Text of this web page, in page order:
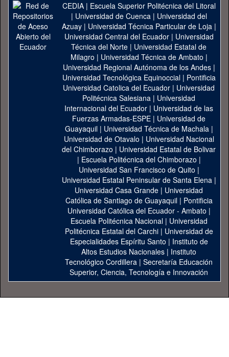
CEDIA| Escuela Superior Politécnica del Litoral
| Universidad de Cuenca| Universidad del
Azuay| Universidad Técnica Particular de Loja|
Universidad Central del Ecuador| Universidad
Técnica del Norte | Universidad Estatal de
Milagro | Universidad Técnica de Ambato |
Universidad Regional Autónoma de los Andes|
Universidad Tecnológica Equinoccial| Pontificia
Universidad Catolica del Ecuador | Universidad
Politécnica Salesiana | Universidad
Internacional del Ecuador | Universidad de las
Fuerzas Armadas-ESPE | Universidad de
Guayaquil| Universidad Técnica de Machala|
Universidad de Otavalo | Universidad Nacional
del Chimborazo | Universidad Estatal de Bolivar
| Escuela Politécnica del Chimborazo |
Universidad San Francisco de Quito |
Universidad Estatal Peninsular de Santa Elena|
Universidad Casa Grande | Universidad
Católica de Santiago de Guayaquil| Pontificia
Universidad Católica del Ecuador - Ambato |
Escuela Politécnica Nacional| Universidad
Politécnica Estatal del Carchi| Universidad de
Especialidades Espíritu Santo | Instituto de
Altos Estudios Nacionales | Instituto
Tecnológico Cordillera | Secretaría Educación
Superior, Ciencia, Tecnología e Innovación